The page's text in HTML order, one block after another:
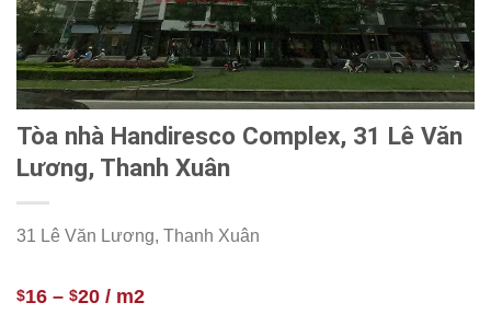
Tòa nhà Handiresco Complex, 31 Lê Văn
Lương, Thanh Xuân
31 Lê Văn Lương, Thanh Xuân
$16 – $20 / m2